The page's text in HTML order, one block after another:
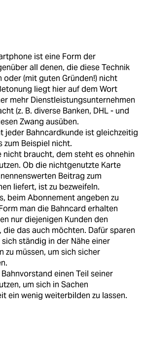
ist eine Form der
all denen, die diese Technik
oder (mit guten Gründen!) nicht
liegt hier auf dem Wort
mehr Dienstleistungsunternehmen
(z. B. diverse Banken, DHL - und
Zwang ausüben.
jeder Bahncardkunde ist gleichzeitig
zum Beispiel nicht.
nicht braucht, dem steht es ohnehin
Ob die nichtgenutzte Karte
Beitrag zum
liefert, ist zu bezweifeln.
beim Abonnement angeben zu
man die Bahncard erhalten
nur diejenigen Kunden den
die das auch möchten. Dafür sparen
ständig in der Nähe einer
zu müssen, um sich sicher
einen Teil seiner
um sich in Sachen
ein wenig weiterbilden zu lassen.